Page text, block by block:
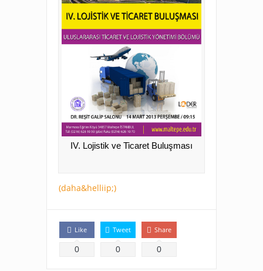
IV. Lojistik ve Ticaret Buluşması
(daha&helliip;)
Like
0
Tweet
0
Share
0